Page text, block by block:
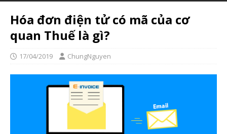
Hóa đơn điện tử có mã của cơ
quan Thuế là gì?
17/04/2019 ChungNguyen